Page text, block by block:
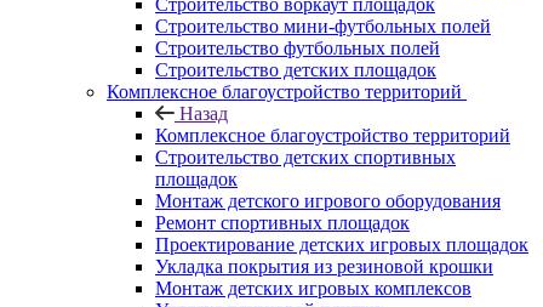
Строительство воркаут площадок
Строительство мини-футбольных полей
Строительство футбольных полей
Строительство детских площадок
Комплексное благоустройство территорий
Назад
Комплексное благоустройство территорий
Строительство детских спортивных
площадок
Монтаж детского игрового оборудования
Ремонт спортивных площадок
Проектирование детских игровых площадок
Укладка покрытия из резиновой крошки
Монтаж детских игровых комплексов